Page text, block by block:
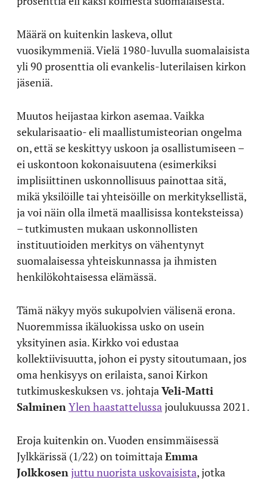
Määrä on kuitenkin laskeva, ollut
vuosikymmeniä. Vielä 1980-luvulla suomalaisista
yli 90 prosenttia oli evankelis-luterilaisen kirkon
jäseniä.
Muutos heijastaa kirkon asemaa. Vaikka
sekularisaatio- eli maallistumisteorian ongelma
on, että se keskittyy uskoon ja osallistumiseen –
ei uskontoon kokonaisuutena (esimerkiksi
implisiittinen uskonnollisuus painottaa sitä,
mikä yksilöille tai yhteisöille on merkityksellistä,
ja voi näin olla ilmetä maallisissa konteksteissa)
– tutkimusten mukaan uskonnollisten
instituutioiden merkitys on vähentynyt
suomalaisessa yhteiskunnassa ja ihmisten
henkilökohtaisessa elämässä.
Tämä näkyy myös sukupolvien välisenä erona.
Nuoremmissa ikäluokissa usko on usein
yksityinen asia. Kirkko voi edustaa
kollektiivisuutta, johon ei pysty sitoutumaan, jos
oma henkisyys on erilaista, sanoi Kirkon
tutkimuskeskuksen vs. johtajaVeli-Matti
SalminenYlen haastattelussajoulukuussa 2021.
Eroja kuitenkin on. Vuoden ensimmäisessä
Jylkkärissä (1/22) on toimittajaEmma
Jolkkosenjuttu nuorista uskovaisista, jotka